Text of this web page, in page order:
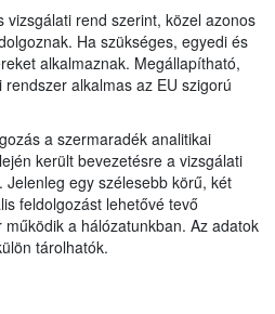
vizsgálati rend szerint, közel azonos
Ha szükséges, egyedi és
alkalmaznak. Megállapítható,
alkalmas az EU szigorú
a szermaradék analitikai
került bevezetésre a vizsgálati
egy szélesebb körű, két
feldolgozást lehetővé tevő
a hálózatunkban. Az adatok
tárolhatók.